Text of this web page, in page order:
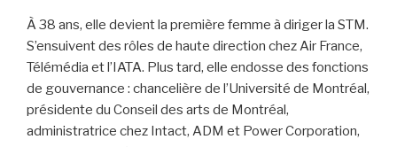
À 38 ans, elle devient la première femme à diriger la STM.
S’ensuivent des rôles de haute direction chez Air France,
Télémédia et l’IATA. Plus tard, elle endosse des fonctions
de gouvernance : chancelière de l’Université de Montréal,
présidente du Conseil des arts de Montréal,
administratrice chez Intact, ADM et Power Corporation,